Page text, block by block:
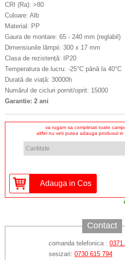
CRI (Ra): >80
Culoare: Alb
Material: PP
Gaura de montare: 65 - 240 mm (reglabil)
Dimensiunile lămpii: 300 x 17 mm
Clasa de rezistență: IP20
Temperatura de lucru: -25°C până la 40°C
Durată de viață: 30000h
Numărul de cicluri pornit/oprit: 15000
Garantie: 2 ani
va rugam sa completati toate
altfel nu veti putea adauga produsul in
Contact
comanda telefonica :
sesizari: 0730 615 794